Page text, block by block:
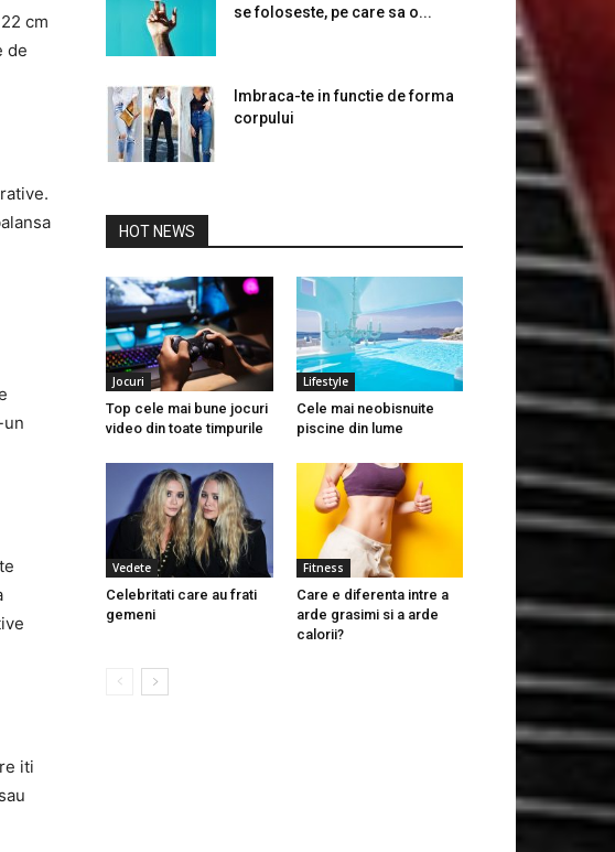
cm
de
iti
se foloseste, pe care sa o...
Imbraca-te in functie de forma
corpului
HOT NEWS
Jocuri
Top cele mai bune jocuri
video din toate timpurile
Lifestyle
Cele mai neobisnuite
piscine din lume
Vedete
Celebritati care au frati
gemeni
Fitness
Care e diferenta intre a
arde grasimi si a arde
calorii?